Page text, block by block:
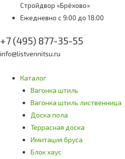
Стройдвор «Брёхово»
Ежедневно с 9:00 до 18:00
+7 (495) 877-35-55
info@listvennitsu.ru
Каталог
Вагонка штиль
Вагонка штиль лиственница
Доска пола
Террасная доска
Имитация бруса
Блок хаус